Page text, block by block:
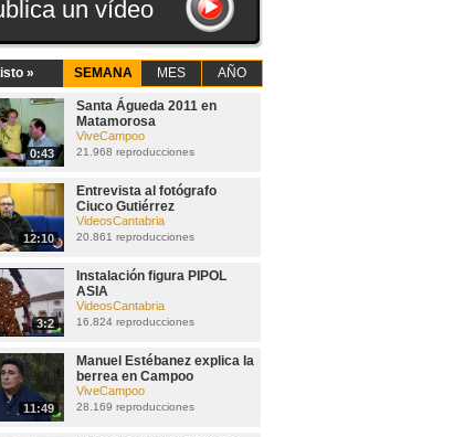
un vídeo
» SEMANA MES AÑO
0:43
Santa Águeda 2011 en
Matamorosa
ViveCampoo
21.968 reproducciones
12:10
Entrevista al fotógrafo
Ciuco Gutiérrez
VideosCantabria
20.861 reproducciones
3:2
Instalación figura PIPOL
ASIA
VideosCantabria
16.824 reproducciones
11:49
Manuel Estébanez explica la
berrea en Campoo
ViveCampoo
28.169 reproducciones